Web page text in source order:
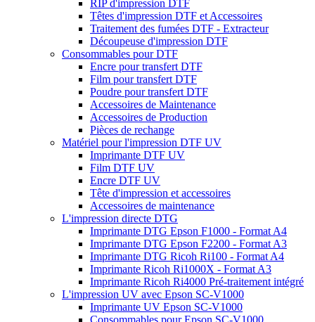
RIP d'impression DTF
Têtes d'impression DTF et Accessoires
Traitement des fumées DTF - Extracteur
Découpeuse d'impression DTF
Consommables pour DTF
Encre pour transfert DTF
Film pour transfert DTF
Poudre pour transfert DTF
Accessoires de Maintenance
Accessoires de Production
Pièces de rechange
Matériel pour l'impression DTF UV
Imprimante DTF UV
Film DTF UV
Encre DTF UV
Tête d'impression et accessoires
Accessoires de maintenance
L'impression directe DTG
Imprimante DTG Epson F1000 - Format A4
Imprimante DTG Epson F2200 - Format A3
Imprimante DTG Ricoh Ri100 - Format A4
Imprimante Ricoh Ri1000X - Format A3
Imprimante Ricoh Ri4000 Pré-traitement intégré
L'impression UV avec Epson SC-V1000
Imprimante UV Epson SC-V1000